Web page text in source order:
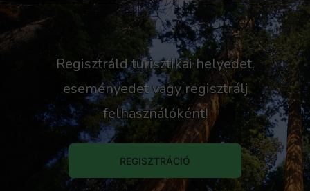
Regisztráld turisztikai helyedet,
eseményedet vagy regisztrálj
felhasználóként!
REGISZTRÁCIÓ